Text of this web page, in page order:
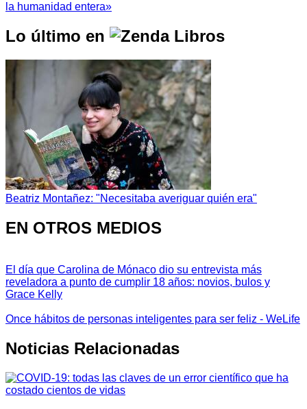
la humanidad entera»
Lo último en
Beatriz Montañez: "Necesitaba averiguar quién era"
EN OTROS MEDIOS
El día que Carolina de Mónaco dio su entrevista más
reveladora a punto de cumplir 18 años: novios, bulos y
Grace Kelly
Once hábitos de personas inteligentes para ser feliz - WeLife
Noticias Relacionadas